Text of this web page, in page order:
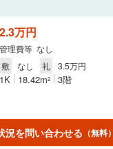
2.3万円
管理費等 なし
敷
なし 礼 3.5万円
1K 18.42m2 3階
況を問い合わせる （無料）